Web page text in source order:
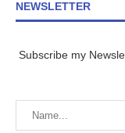
NEWSLETTER
Subscribe my